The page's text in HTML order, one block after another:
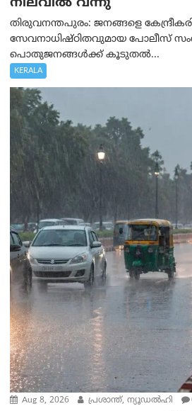
നിലവില്‍ വന്നു
തിരുവനന്തപുരം: ജനങ്ങളെ
സേവനാധിഷ്ഠിതവുമായ പോലീസ്
പൊതുജനങ്ങൾക്ക് കൂടുതൽ...
KERALA
Aug 8, 2026 പ്രശാന്ത്, ന്യൂഡല്‍ഹി